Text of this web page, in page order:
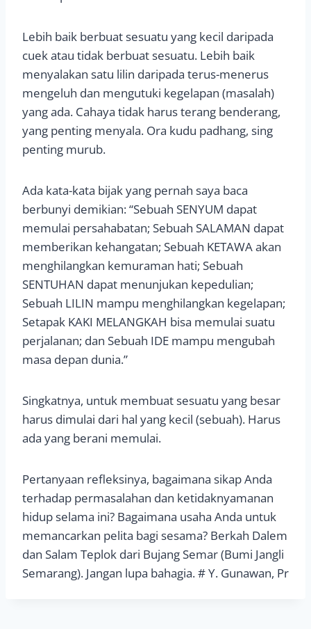
Lebih baik berbuat sesuatu yang kecil daripada
cuek atau tidak berbuat sesuatu. Lebih baik
menyalakan satu lilin daripada terus-menerus
mengeluh dan mengutuki kegelapan (masalah)
yang ada. Cahaya tidak harus terang benderang,
yang penting menyala. Ora kudu padhang, sing
penting murub.
Ada kata-kata bijak yang pernah saya baca
berbunyi demikian: “Sebuah SENYUM dapat
memulai persahabatan; Sebuah SALAMAN dapat
memberikan kehangatan; Sebuah KETAWA akan
menghilangkan kemuraman hati; Sebuah
SENTUHAN dapat menunjukan kepedulian;
Sebuah LILIN mampu menghilangkan kegelapan;
Setapak KAKI MELANGKAH bisa memulai suatu
perjalanan; dan Sebuah IDE mampu mengubah
masa depan dunia.”
Singkatnya, untuk membuat sesuatu yang besar
harus dimulai dari hal yang kecil (sebuah). Harus
ada yang berani memulai.
Pertanyaan refleksinya, bagaimana sikap Anda
terhadap permasalahan dan ketidaknyamanan
hidup selama ini? Bagaimana usaha Anda untuk
memancarkan pelita bagi sesama? Berkah Dalem
dan Salam Teplok dari Bujang Semar (Bumi Jangli
Semarang). Jangan lupa bahagia. # Y. Gunawan, Pr